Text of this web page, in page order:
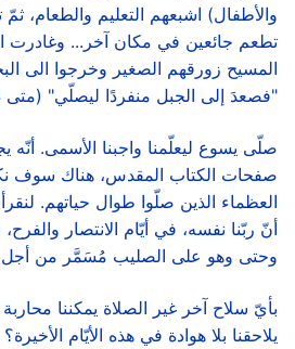
والأطفال) اشبعهم التعليم والطعام،
تطعم جائعين في مكان آخر... وغادرت
المسيح زورقهم الصغير وخرجوا الى
"فصعدَ إلى الجبل منفردًا ليصلّي" (متى 14: 23).
صلّى يسوع ليعلّمنا واجبنا الأسمى.
صفحات الكتاب المقدس، هناك سوف
العظماء الذين صلّوا طوال حياتهم.
أنّ ربّنا نفسه، في أيّام الانتصار
وحتى وهو على الصليب مُسَمَّر من أجل
بأيّ سلاح آخر غير الصلاة يمكننا
يلاحقنا بلا هوادة في هذه الأيّام